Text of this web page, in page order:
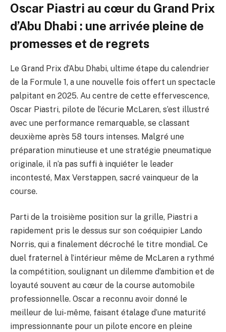
Oscar Piastri au cœur du Grand Prix
d’Abu Dhabi : une arrivée pleine de
promesses et de regrets
Le Grand Prix d’Abu Dhabi, ultime étape du calendrier
de la Formule 1, a une nouvelle fois offert un spectacle
palpitant en 2025. Au centre de cette effervescence,
Oscar Piastri, pilote de l’écurie McLaren, s’est illustré
avec une performance remarquable, se classant
deuxième après 58 tours intenses. Malgré une
préparation minutieuse et une stratégie pneumatique
originale, il n’a pas suffi à inquiéter le leader
incontesté, Max Verstappen, sacré vainqueur de la
course.
Parti de la troisième position sur la grille, Piastri a
rapidement pris le dessus sur son coéquipier Lando
Norris, qui a finalement décroché le titre mondial. Ce
duel fraternel à l’intérieur même de McLaren a rythmé
la compétition, soulignant un dilemme d’ambition et de
loyauté souvent au cœur de la course automobile
professionnelle. Oscar a reconnu avoir donné le
meilleur de lui-même, faisant étalage d’une maturité
impressionnante pour un pilote encore en pleine